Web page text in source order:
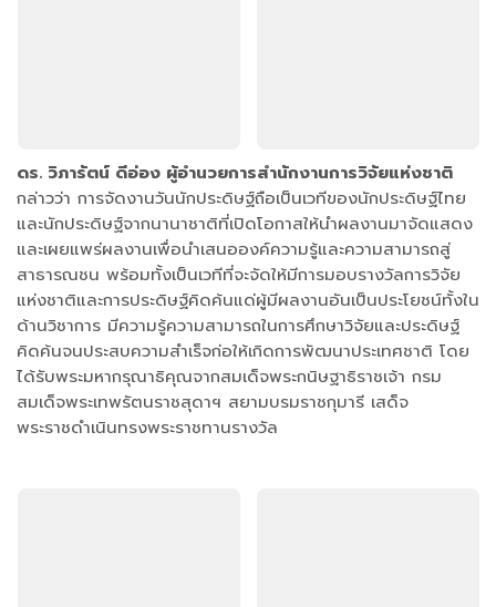
ดร. วิภารัตน์ ดีอ่อง ผู้อำนวยการสำนักงานการวิจัยแห่งชาติ
กล่าวว่า การจัดงานวันนักประดิษฐ์ถือเป็นเวทีของนักประดิษฐ์ไทย
และนักประดิษฐ์จากนานาชาติที่เปิดโอกาสให้นำผลงานมาจัดแสดง
และเผยแพร่ผลงานเพื่อนำเสนอองค์ความรู้และความสามารถสู่
สาธารณชน พร้อมทั้งเป็นเวทีที่จะจัดให้มีการมอบรางวัลการวิจัย
แห่งชาติและการประดิษฐ์คิดค้นแด่ผู้มีผลงานอันเป็นประโยชน์ทั้งใน
ด้านวิชาการ มีความรู้ความสามารถในการศึกษาวิจัยและประดิษฐ์
คิดค้นจนประสบความสำเร็จก่อให้เกิดการพัฒนาประเทศชาติ โดย
ได้รับพระมหากรุณาธิคุณจากสมเด็จพระกนิษฐาธิราชเจ้า กรม
สมเด็จพระเทพรัตนราชสุดาฯ สยามบรมราชกุมารี เสด็จ
พระราชดำเนินทรงพระราชทานรางวัล